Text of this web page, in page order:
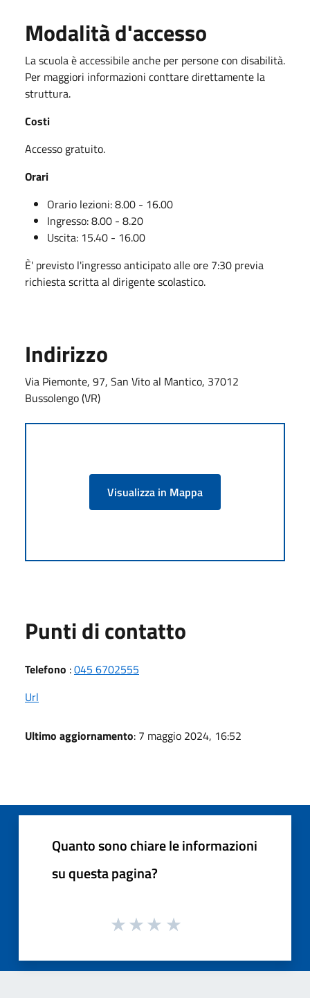
Modalità d'accesso
La scuola è accessibile anche per persone con disabilità.
Per maggiori informazioni conttare direttamente la
struttura.
Costi
Accesso gratuito.
Orari
Orario lezioni: 8.00 - 16.00
Ingresso: 8.00 - 8.20
Uscita: 15.40 - 16.00
È' previsto l'ingresso anticipato alle ore 7:30 previa
richiesta scritta al dirigente scolastico.
Indirizzo
Via Piemonte, 97, San Vito al Mantico, 37012
Bussolengo (VR)
Visualizza in Mappa
Punti di contatto
Telefono :045 6702555
Url
Ultimo aggiornamento: 7 maggio 2024, 16:52
Quanto sono chiare le informazioni
su questa pagina?